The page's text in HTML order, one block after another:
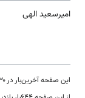
امیرسعید الهی
این صفحه آخرین‌بار در ‏۳۰ ژانویهٔ ۲۰۲۵ ساعت ‏۰۹:۴۳ ویرایش شده است.